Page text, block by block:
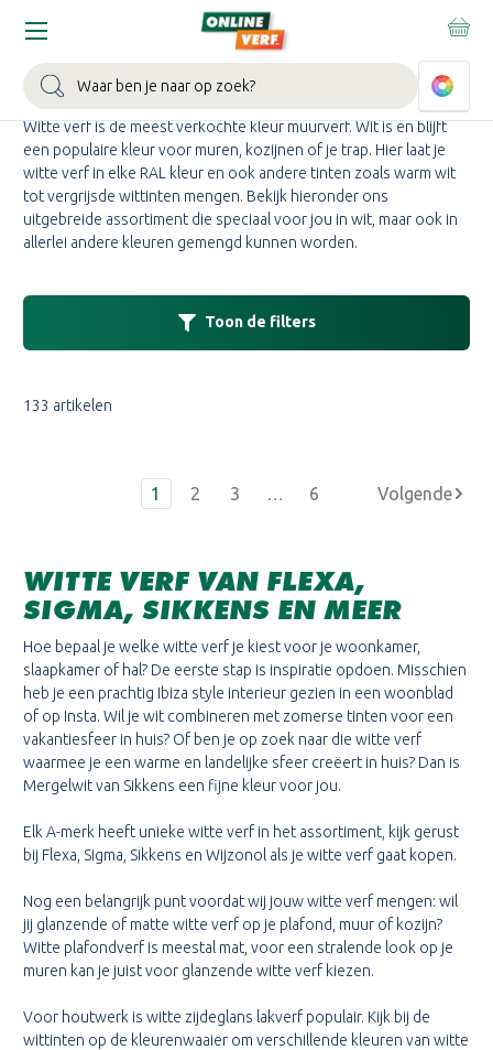
Zoeken
Home Witte verf
WITTE VERF KOPEN
Witte verf is de meest verkochte kleur muurverf. Wit is en blijft
een populaire kleur voor muren, kozijnen of je trap. Hier laat je
witte verf in elke RAL kleur en ook andere tinten zoals warm wit
tot vergrijsde wittinten mengen. Bekijk hieronder ons
uitgebreide assortiment die speciaal voor jou in wit, maar ook in
allerlei andere kleuren gemengd kunnen worden.
133 artikelen
1 2 3 … 6
Toon de filters
WITTE VERF VAN FLEXA,
SIGMA, SIKKENS EN MEER
Hoe bepaal je welke witte verf je kiest voor je woonkamer,
slaapkamer of hal? De eerste stap is inspiratie opdoen. Misschien
heb je een prachtig Ibiza style interieur gezien in een woonblad
of op Insta. Wil je wit combineren met zomerse tinten voor een
vakantiesfeer in huis? Of ben je op zoek naar die witte verf
waarmee je een warme en landelijke sfeer creëert in huis? Dan is
Mergelwit van Sikkens een fijne kleur voor jou.
Elk A-merk heeft unieke witte verf in het assortiment, kijk gerust
bij Flexa, Sigma, Sikkens en Wijzonol als je witte verf gaat kopen.
Nog een belangrijk punt voordat wij jouw witte verf mengen: wil
jij glanzende of matte witte verf op je plafond, muur of kozijn?
Witte plafondverf is meestal mat, voor een stralende look op je
muren kan je juist voor glanzende witte verf kiezen.
Voor houtwerk is witte zijdeglans lakverf populair. Kijk bij de
wittinten op de kleurenwaaier om verschillende kleuren van witte